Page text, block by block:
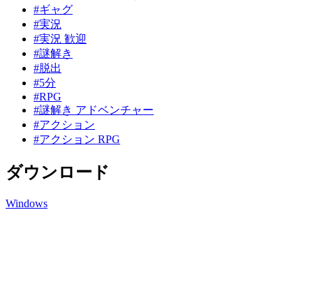
#ギャグ
#実況
#実況 歓迎
#謎解き
#脱出
#5分
#RPG
#謎解き アドベンチャー
#アクション
#アクション RPG
ダウンロード
Windows